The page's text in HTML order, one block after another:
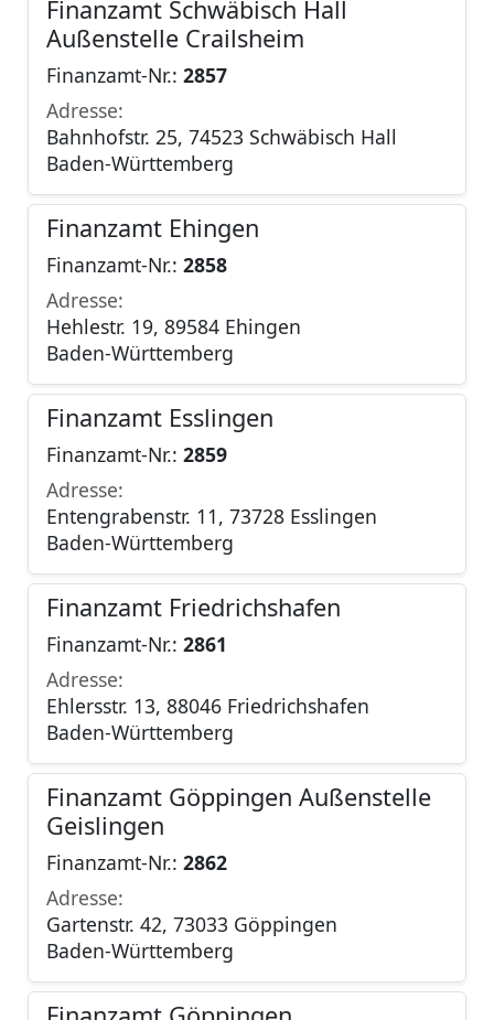
Finanzamt Schwäbisch Hall
Außenstelle Crailsheim
Finanzamt-Nr.: 2857
Adresse:
Bahnhofstr. 25, 74523 Schwäbisch Hall
Baden-Württemberg
Finanzamt Ehingen
Finanzamt-Nr.: 2858
Adresse:
Hehlestr. 19, 89584 Ehingen
Baden-Württemberg
Finanzamt Esslingen
Finanzamt-Nr.: 2859
Adresse:
Entengrabenstr. 11, 73728 Esslingen
Baden-Württemberg
Finanzamt Friedrichshafen
Finanzamt-Nr.: 2861
Adresse:
Ehlersstr. 13, 88046 Friedrichshafen
Baden-Württemberg
Finanzamt Göppingen Außenstelle
Geislingen
Finanzamt-Nr.: 2862
Adresse:
Gartenstr. 42, 73033 Göppingen
Baden-Württemberg